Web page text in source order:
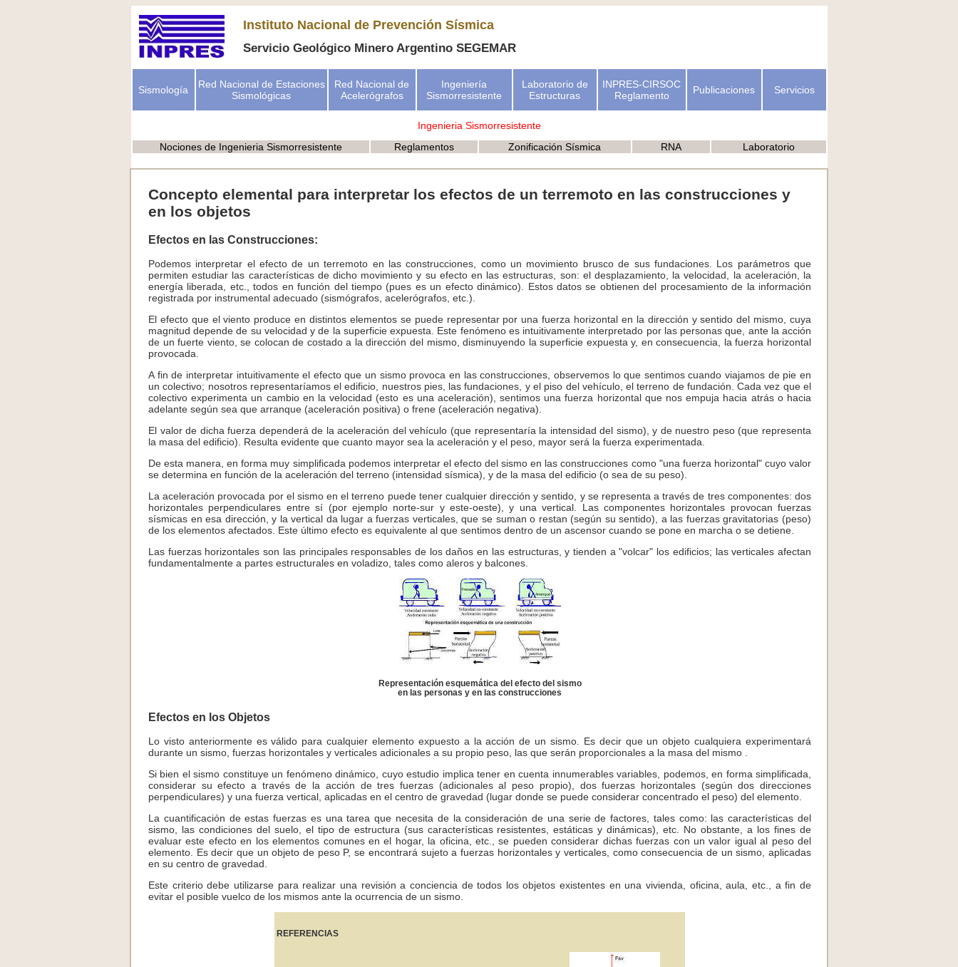
Instituto Nacional de Prevención Sísmica
Servicio Geológico Minero Argentino SEGEMAR
Sismología
Red Nacional de Estaciones
Sismológicas
Red Nacional de
Acelerógrafos
Ingeniería
Sismorresistente
Laboratorio de
Estructuras
INPRES-CIRSOC
Reglamento
Publicaciones Servicios
Ingenieria Sismorresistente
Nociones de Ingenieria Sismorresistente
Reglamentos Zonificación Sísmica RNA Laboratorio
Concepto elemental para interpretar los efectos de un terremoto en las construcciones y
en los objetos
Efectos en las Construcciones:
Podemos interpretar el efecto de un terremoto en las construcciones, como un movimiento brusco de sus fundaciones. Los parámetros que
permiten estudiar las características de dicho movimiento y su efecto en las estructuras, son: el desplazamiento, la velocidad, la aceleración, la
energía liberada, etc., todos en función del tiempo (pues es un efecto dinámico). Estos datos se obtienen del procesamiento de la información
registrada por instrumental adecuado (sismógrafos, acelerógrafos, etc.).
El efecto que el viento produce en distintos elementos se puede representar por una fuerza horizontal en la dirección y sentido del mismo, cuya
magnitud depende de su velocidad y de la superficie expuesta. Este fenómeno es intuitivamente interpretado por las personas que, ante la acción
de un fuerte viento, se colocan de costado a la dirección del mismo, disminuyendo la superficie expuesta y, en consecuencia, la fuerza horizontal
provocada.
A fin de interpretar intuitivamente el efecto que un sismo provoca en las construcciones, observemos lo que sentimos cuando viajamos de pie en
un colectivo; nosotros representaríamos el edificio, nuestros pies, las fundaciones, y el piso del vehículo, el terreno de fundación. Cada vez que el
colectivo experimenta un cambio en la velocidad (esto es una aceleración), sentimos una fuerza horizontal que nos empuja hacia atrás o hacia
adelante según sea que arranque (aceleración positiva) o frene (aceleración negativa).
El valor de dicha fuerza dependerá de la aceleración del vehículo (que representaría la intensidad del sismo), y de nuestro peso (que representa
la masa del edificio). Resulta evidente que cuanto mayor sea la aceleración y el peso, mayor será la fuerza experimentada.
De esta manera, en forma muy simplificada podemos interpretar el efecto del sismo en las construcciones como "una fuerza horizontal" cuyo valor
se determina en función de la aceleración del terreno (intensidad sísmica), y de la masa del edificio (o sea de su peso).
La aceleración provocada por el sismo en el terreno puede tener cualquier dirección y sentido, y se representa a través de tres componentes: dos
horizontales perpendiculares entre sí (por ejemplo norte-sur y este-oeste), y una vertical. Las componentes horizontales provocan fuerzas
sísmicas en esa dirección, y la vertical da lugar a fuerzas verticales, que se suman o restan (según su sentido), a las fuerzas gravitatorias (peso)
de los elementos afectados. Este último efecto es equivalente al que sentimos dentro de un ascensor cuando se pone en marcha o se detiene.
Las fuerzas horizontales son las principales responsables de los daños en las estructuras, y tienden a "volcar" los edificios; las verticales afectan
fundamentalmente a partes estructurales en voladizo, tales como aleros y balcones.
Representación esquemática del efecto del sismo
en las personas y en las construcciones
Efectos en los Objetos
Lo visto anteriormente es válido para cualquier elemento expuesto a la acción de un sismo. Es decir que un objeto cualquiera experimentará
durante un sismo, fuerzas horizontales y verticales adicionales a su propio peso, las que serán proporcionales a la masa del mismo .
Si bien el sismo constituye un fenómeno dinámico, cuyo estudio implica tener en cuenta innumerables variables, podemos, en forma simplificada,
considerar su efecto a través de la acción de tres fuerzas (adicionales al peso propio), dos fuerzas horizontales (según dos direcciones
perpendiculares) y una fuerza vertical, aplicadas en el centro de gravedad (lugar donde se puede considerar concentrado el peso) del elemento.
La cuantificación de estas fuerzas es una tarea que necesita de la consideración de una serie de factores, tales como: las características del
sismo, las condiciones del suelo, el tipo de estructura (sus características resistentes, estáticas y dinámicas), etc. No obstante, a los fines de
evaluar este efecto en los elementos comunes en el hogar, la oficina, etc., se pueden considerar dichas fuerzas con un valor igual al peso del
elemento. Es decir que un objeto de peso P, se encontrará sujeto a fuerzas horizontales y verticales, como consecuencia de un sismo, aplicadas
en su centro de gravedad.
Este criterio debe utilizarse para realizar una revisión a conciencia de todos los objetos existentes en una vivienda, oficina, aula, etc., a fin de
evitar el posible vuelco de los mismos ante la ocurrencia de un sismo.
REFERENCIAS